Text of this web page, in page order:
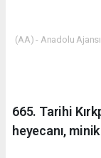
(AA) - Anadolu
665. Tarihi
heyecanı,